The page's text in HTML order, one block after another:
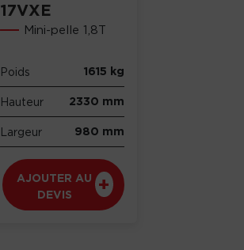
17VXE
Mini-pelle 1,8T
Poids 1615 kg
Hauteur 2330 mm
Largeur 980 mm
AJOUTER AU
DEVIS